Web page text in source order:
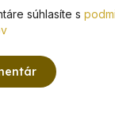
súhlasíte s